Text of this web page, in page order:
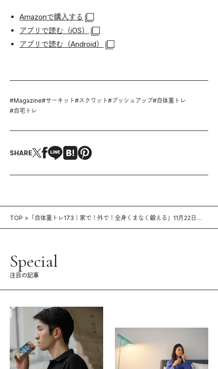
Amazonで購入する
アプリで読む（iOS）
アプリで読む（Android）
#Magazine#サーキット #スクワット #プッシュアップ#自体重トレ
#自宅トレ
SHARE
TOP
「自体重トレ173｜家で！外で！全身くまなく鍛える」11月22日
Special
注目の記事